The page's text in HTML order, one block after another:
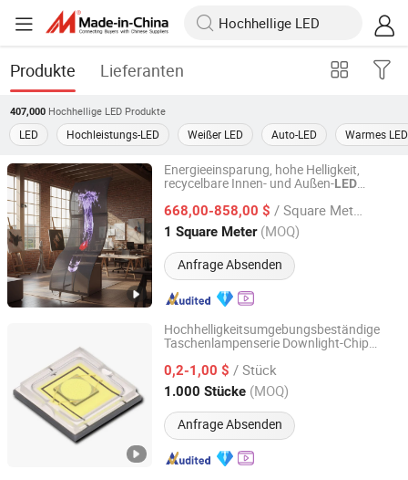
Produkte Lieferanten
407,000 Hochhellige LED Produkte
LED Hochleistungs-LED Weißer LED Auto-LED Warmes LED
Energieeinsparung, hohe Helligkeit,
recycelbare Innen- und Außen-LED
668,00-858,00 $ / Square Meter
1 Square Meter (MOQ)
Anfrage Absenden
Shenzhen Qianhaihengyunlian Technology Co., Ltd
Guangdong, China Seit 2026
Hochhelligkeitsumgebungsbeständige
Taschenlampenserie Downlight-Chip
0,2-1,00 $ / Stück
1.000 Stücke (MOQ)
Anfrage Absenden
Nanjing Weishi Bo Electronics Co., Ltd
Jiangsu, China Seit 2025